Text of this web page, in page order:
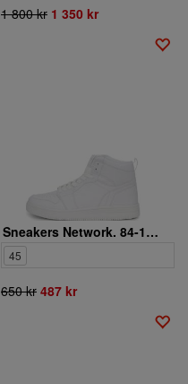
1 800 kr 1 350 kr
Sneakers Network. 84-12112-02
45
650 kr 487 kr